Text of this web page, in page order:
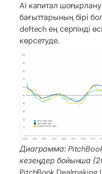
AI капитал
бағыттарының бірі
deftech ең серпінді
көрсетуде.
Диаграмма:
кезеңдер бойынша
PitchBook